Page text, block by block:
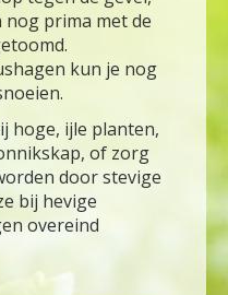
prima met de
kun je nog
hoge, ijle planten,
of zorg
door stevige
bij hevige
overeind